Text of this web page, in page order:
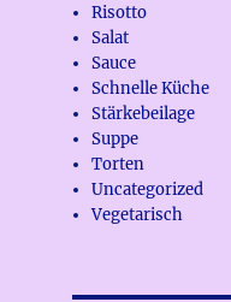
Risotto
Salat
Sauce
Schnelle Küche
Stärkebeilage
Suppe
Torten
Uncategorized
Vegetarisch